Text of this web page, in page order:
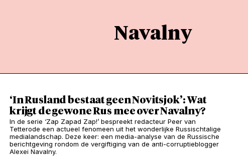
Navalny
‘In Rusland bestaat geen Novitsjok’: Wat
krijgt de gewone Rus mee over Navalny?
In de serie ‘Zap Zapad Zap!’ bespreekt redacteur Peer van
Tetterode een actueel fenomeen uit het wonderlijke Russischtalige
medialandschap. Deze keer: een media-analyse van de Russische
berichtgeving rondom de vergiftiging van de anti-corruptieblogger
Alexei Navalny.